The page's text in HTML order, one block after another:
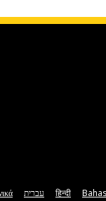
עברית हिन्दी